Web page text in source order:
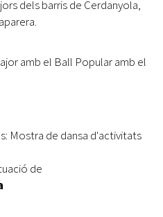
dels barris de Cerdanyola,
amb el Ball Popular amb el
Mostra de dansa d'activitats
de